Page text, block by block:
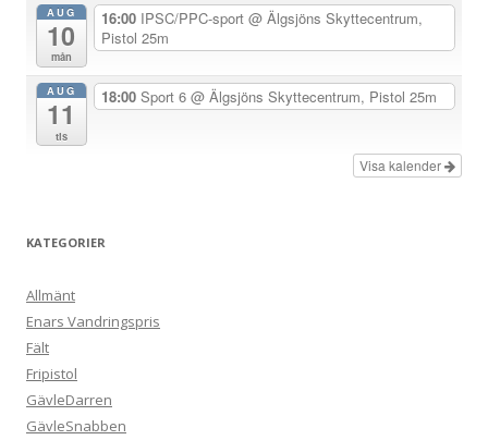
g
AUG
10
mån
16:00 IPSC/PPC-sport @ Älgsjöns Skyttecentrum,
Pistol 25m
AUG
11
tis
18:00 Sport 6 @ Älgsjöns Skyttecentrum, Pistol 25m
Visa kalender
KATEGORIER
Allmänt
Enars Vandringspris
Fält
Fripistol
GävleDarren
GävleSnabben